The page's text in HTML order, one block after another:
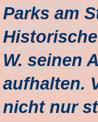
Parks am
W. seinen
aufhalten.
nicht nur